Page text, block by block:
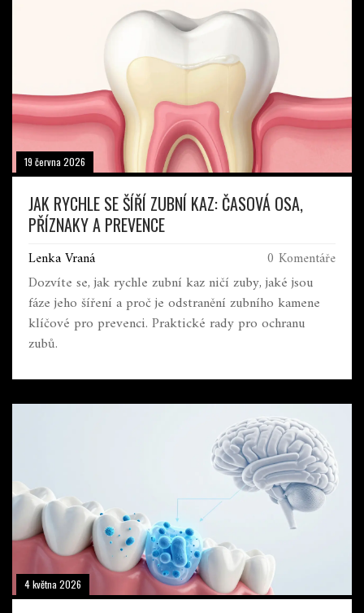
19 června 2026
JAK RYCHLE SE ŠÍŘÍ ZUBNÍ KAZ: ČASOVÁ OSA,
PŘÍZNAKY A PREVENCE
Lenka Vraná 0 Komentáře
Dozvíte se, jak rychle zubní kaz ničí zuby, jaké jsou
fáze jeho šíření a proč je odstranění zubního kamene
klíčové pro prevenci. Praktické rady pro ochranu
zubů.
4 května 2026